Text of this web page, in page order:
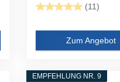
(11)
Zum Angebot
EMPFEHLUNG NR. 9